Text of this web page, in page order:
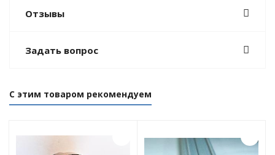
Отзывы
Задать вопрос
С этим товаром рекомендуем